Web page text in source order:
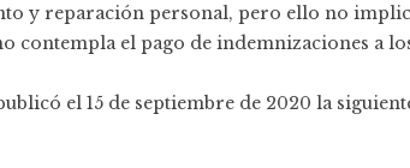
y reparación personal, pero ello no
contempla el pago de indemnizaciones a
el 15 de septiembre de 2020 la